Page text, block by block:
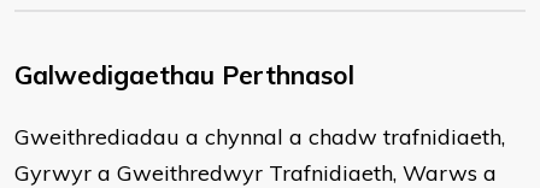
Galwedigaethau Perthnasol
Gweithrediadau a chynnal a chadw trafnidiaeth,
Gyrwyr a Gweithredwyr Trafnidiaeth, Warws a